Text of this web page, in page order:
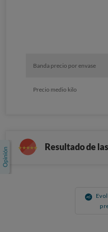
Banda precio por envase
Precio medio kilo
Resultado de